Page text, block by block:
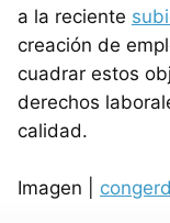
a la reciente
creación de
cuadrar estos
derechos
calidad.
Imagen |